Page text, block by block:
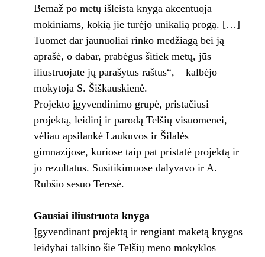
Bemaž po metų išleista knyga akcentuoja
mokiniams, kokią jie turėjo unikalią progą. […]
Tuomet dar jaunuoliai rinko medžiagą bei ją
aprašė, o dabar, prabėgus šitiek metų, jūs
iliustruojate jų parašytus raštus“, – kalbėjo
mokytoja S. Šiškauskienė.
Projekto įgyvendinimo grupė, pristačiusi
projektą, leidinį ir parodą Telšių visuomenei,
vėliau apsilankė Laukuvos ir Šilalės
gimnazijose, kuriose taip pat pristatė projektą ir
jo rezultatus. Susitikimuose dalyvavo ir A.
Rubšio sesuo Teresė.
Gausiai iliustruota knyga
Įgyvendinant projektą ir rengiant maketą knygos
leidybai talkino šie Telšių meno mokyklos